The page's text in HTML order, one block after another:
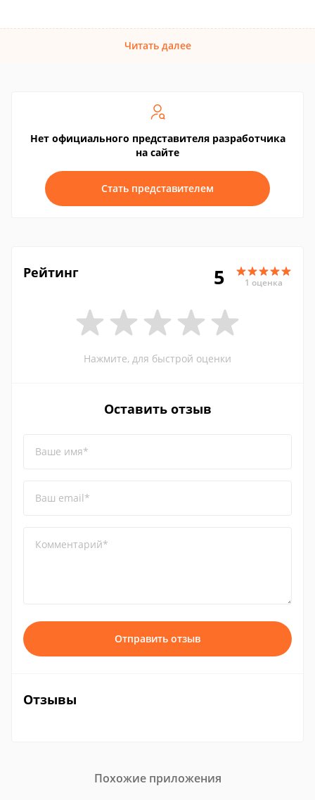
Читать далее
Нет официального представителя разработчика
на сайте
Стать представителем
Рейтинг 5 1 оценка
Нажмите, для быстрой оценки
Оставить отзыв
Ваше имя*
Ваш email*
Комментарий*
Отправить отзыв
Отзывы
Похожие приложения